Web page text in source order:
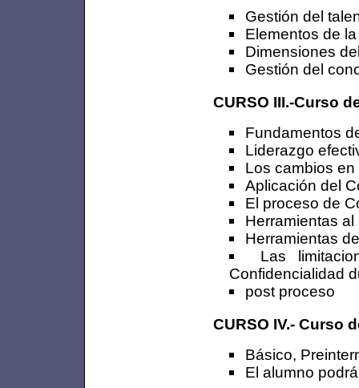
Gestión del
Elementos de
Dimensiones
Gestión del
CURSO III.-Curso
Fundamentos
Liderazgo
Los cambios en
Aplicación del
El proceso de
Herramientas
Herramientas
Las
Confidencialidad
post proceso
CURSO IV.- Curso
Básico,
El alumno